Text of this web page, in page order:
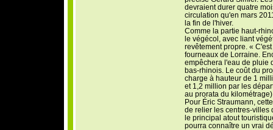
devraient durer quatre
circulation qu'en mars
la fin de l'hiver.
Comme la partie haut-
le végécol, avec liant
revêtement propre. «
fourneaux de Lorraine.
empêchera l'eau de pluie
bas-rhinois. Le coût du
charge à hauteur de 1
et 1,2 million par les
au prorata du
Pour Éric Straumann,
de relier les centres-villes
le principal atout
pourra connaître un vrai